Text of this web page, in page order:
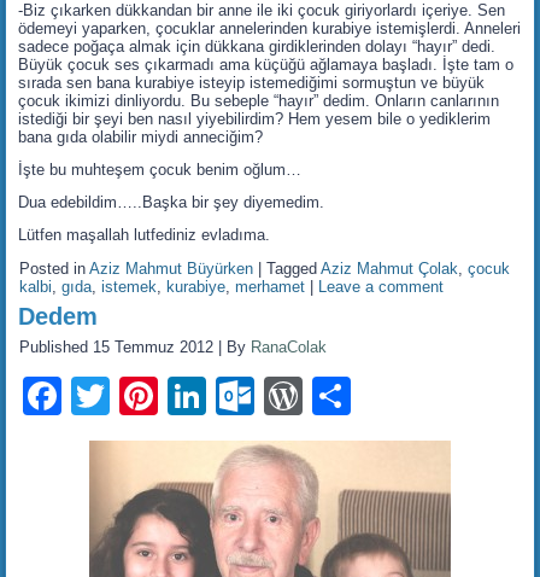
-Biz çıkarken dükkandan bir anne ile iki çocuk giriyorlardı içeriye. Sen
ödemeyi yaparken, çocuklar annelerinden kurabiye istemişlerdi. Anneleri
sadece poğaça almak için dükkana girdiklerinden dolayı “hayır” dedi.
Büyük çocuk ses çıkarmadı ama küçüğü ağlamaya başladı. İşte tam o
sırada sen bana kurabiye isteyip istemediğimi sormuştun ve büyük
çocuk ikimizi dinliyordu. Bu sebeple “hayır” dedim. Onların canlarının
istediği bir şeyi ben nasıl yiyebilirdim? Hem yesem bile o yediklerim
bana gıda olabilir miydi anneciğim?
İşte bu muhteşem çocuk benim oğlum…
Dua edebildim…..Başka bir şey diyemedim.
Lütfen maşallah lutfediniz evladıma.
Posted in Aziz Mahmut Büyürken |Tagged Aziz Mahmut Çolak,çocuk
kalbi,gıda,istemek, kurabiye,merhamet Leave a comment
Dedem
Published 15 Temmuz 2012 By RanaColak
Facebook
TwitterPinterest
LinkedIn
Outlook.com
WordPress